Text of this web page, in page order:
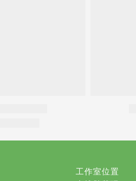
工作室位置